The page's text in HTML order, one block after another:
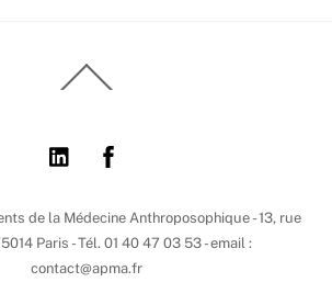
To
de la Médecine Anthroposophique - 13, rue
Paris - Tél. 01 40 47 03 53 - email :
contact@apma.fr